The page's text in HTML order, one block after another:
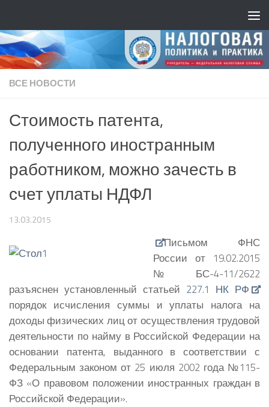
ВСЕ НОВОСТИ
Стоимость патента,
полученного иностранным
работником, можно зачесть в
счет уплаты НДФЛ
13.03.2015
Письмом ФНС
России от 19.02.2015
№ БС-4-11/2622
разъяснен установленный статьей 227.1 НК РФ
порядок исчисления суммы и уплаты налога на
доходы физических лиц от осуществления трудовой
деятельности по найму в Российской Федерации на
основании патента, выданного в соответствии с
Федеральным законом от 25 июля 2002 года №115-
ФЗ «О правовом положении иностранных граждан в
Российской Федерации».